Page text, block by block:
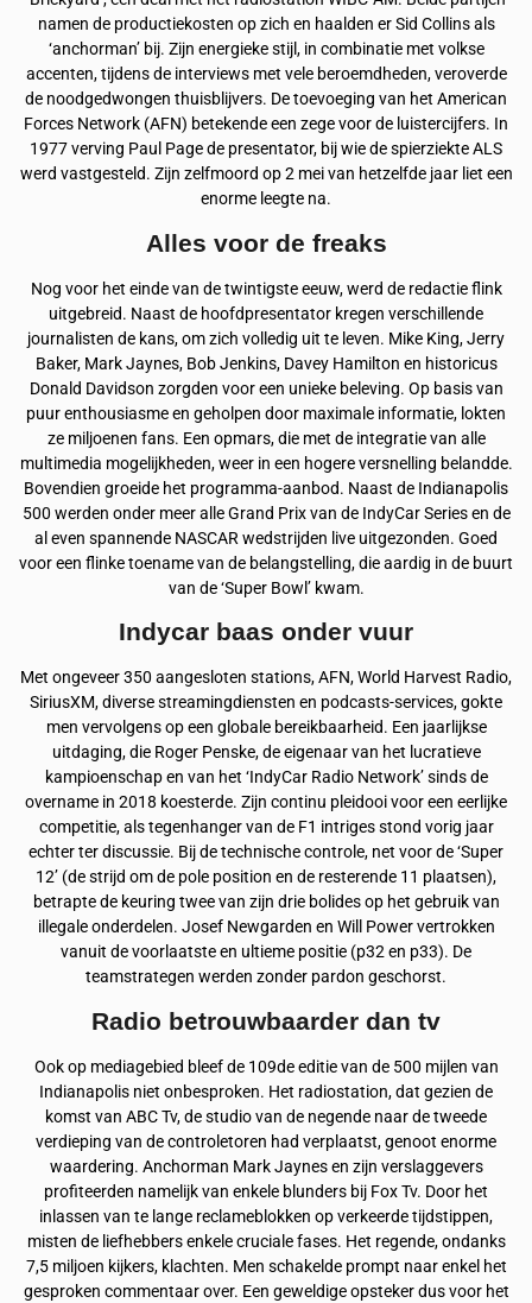
namen de productiekosten op zich en haalden er Sid Collins als
‘anchorman’ bij. Zijn energieke stijl, in combinatie met volkse
accenten, tijdens de interviews met vele beroemdheden, veroverde
de noodgedwongen thuisblijvers. De toevoeging van het American
Forces Network (AFN) betekende een zege voor de luistercijfers. In
1977 verving Paul Page de presentator, bij wie de spierziekte ALS
werd vastgesteld. Zijn zelfmoord op 2 mei van hetzelfde jaar liet een
enorme leegte na.
Alles voor de freaks
Nog voor het einde van de twintigste eeuw, werd de redactie flink
uitgebreid. Naast de hoofdpresentator kregen verschillende
journalisten de kans, om zich volledig uit te leven. Mike King, Jerry
Baker, Mark Jaynes, Bob Jenkins, Davey Hamilton en historicus
Donald Davidson zorgden voor een unieke beleving. Op basis van
puur enthousiasme en geholpen door maximale informatie, lokten
ze miljoenen fans. Een opmars, die met de integratie van alle
multimedia mogelijkheden, weer in een hogere versnelling belandde.
Bovendien groeide het programma-aanbod. Naast de Indianapolis
500 werden onder meer alle Grand Prix van de IndyCar Series en de
al even spannende NASCAR wedstrijden live uitgezonden. Goed
voor een flinke toename van de belangstelling, die aardig in de buurt
van de ‘Super Bowl’ kwam.
Indycar baas onder vuur
Met ongeveer 350 aangesloten stations, AFN, World Harvest Radio,
SiriusXM, diverse streamingdiensten en podcasts-services, gokte
men vervolgens op een globale bereikbaarheid. Een jaarlijkse
uitdaging, die Roger Penske, de eigenaar van het lucratieve
kampioenschap en van het ‘IndyCar Radio Network’ sinds de
overname in 2018 koesterde. Zijn continu pleidooi voor een eerlijke
competitie, als tegenhanger van de F1 intriges stond vorig jaar
echter ter discussie. Bij de technische controle, net voor de ‘Super
12’ (de strijd om de pole position en de resterende 11 plaatsen),
betrapte de keuring twee van zijn drie bolides op het gebruik van
illegale onderdelen. Josef Newgarden en Will Power vertrokken
vanuit de voorlaatste en ultieme positie (p32 en p33). De
teamstrategen werden zonder pardon geschorst.
Radio betrouwbaarder dan tv
Ook op mediagebied bleef de 109de editie van de 500 mijlen van
Indianapolis niet onbesproken. Het radiostation, dat gezien de
komst van ABC Tv, de studio van de negende naar de tweede
verdieping van de controletoren had verplaatst, genoot enorme
waardering. Anchorman Mark Jaynes en zijn verslaggevers
profiteerden namelijk van enkele blunders bij Fox Tv. Door het
inlassen van te lange reclameblokken op verkeerde tijdstippen,
misten de liefhebbers enkele cruciale fases. Het regende, ondanks
7,5 miljoen kijkers, klachten. Men schakelde prompt naar enkel het
gesproken commentaar over. Een geweldige opsteker dus voor het